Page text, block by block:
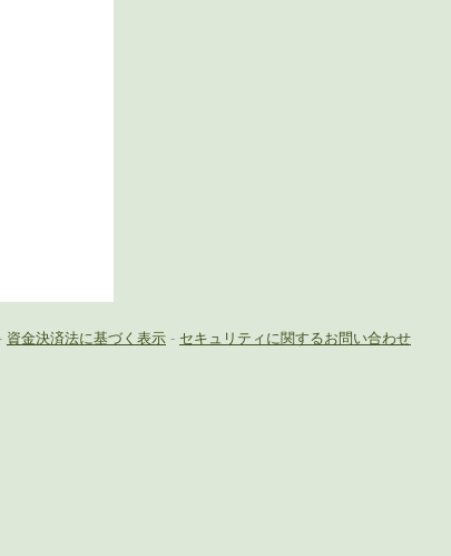
資金決済法に基づく表示 - セキュリティに関するお問い合わせ